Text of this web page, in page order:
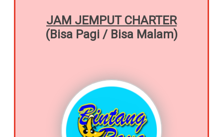
JAM JEMPUT CHARTER
(Bisa Pagi / Bisa Malam)